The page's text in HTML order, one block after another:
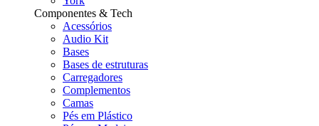
Componentes & Tech
Acessórios
Audio Kit
Bases
Bases de estruturas
Carregadores
Complementos
Camas
Pés em Plástico